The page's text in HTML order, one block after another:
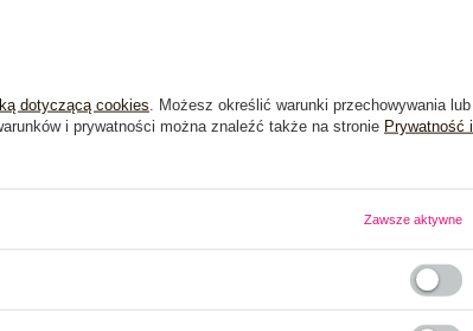
nie
bez
bez
rękaw 3/4
#zapięcie:
dotyczącą cookies . Możesz określić warunki przechowywania lub
i prywatności można znaleźć także na stronie Prywatność i
Zawsze aktywne